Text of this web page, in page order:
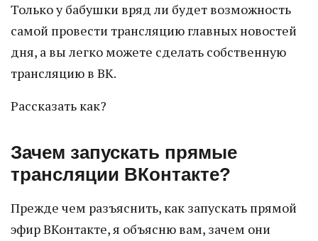
Только у бабушки вряд ли будет возможность
самой провести трансляцию главных новостей
дня, а вы легко можете сделать собственную
трансляцию в ВК.
Рассказать как?
Зачем запускать прямые
трансляции ВКонтакте?
Прежде чем разъяснить, как запускать прямой
эфир ВКонтакте, я объясню вам, зачем они